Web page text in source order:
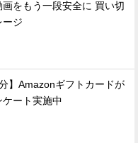
をもう一段安全に 買い切
ージ
】Amazonギフトカードが
ート実施中